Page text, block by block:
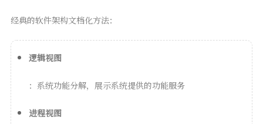
经典的软件架构文档化方法：
逻辑视图
：系统功能分解，展示系统提供的功能服务
进程视图